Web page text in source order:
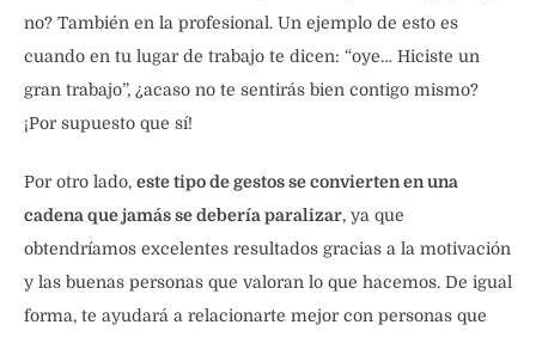
no? También en la profesional. Un ejemplo de esto es
cuando en tu lugar de trabajo te dicen: “oye… Hiciste un
gran trabajo”, ¿acaso no te sentirás bien contigo mismo?
¡Por supuesto que sí!
Por otro lado, este tipo de gestos se convierten en una
cadena que jamás se debería paralizar, ya que
obtendríamos excelentes resultados gracias a la motivación
y las buenas personas que valoran lo que hacemos. De igual
forma, te ayudará a relacionarte mejor con personas que